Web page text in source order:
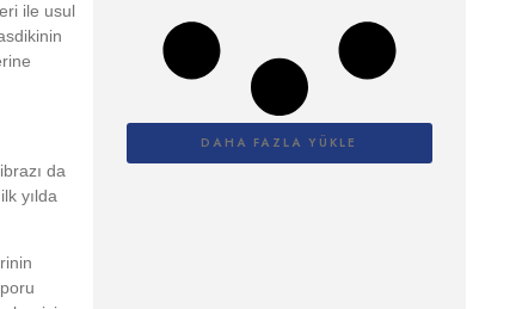
DAHA FAZLA YÜKLE
ile usul
da
yılda